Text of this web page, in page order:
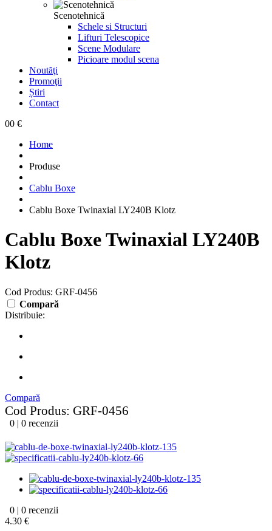
Scenotehnică
Schele si Structuri
Lifturi Telescopice
Scene Modulare
Picioare modul scena
Noutăţi
Promoţii
Știri
Contact
00 €
Home
Produse
Cablu Boxe
Cablu Boxe Twinaxial LY240B Klotz
Cablu Boxe Twinaxial LY240B
Klotz
Cod Produs: GRF-0456
Compară
Distribuie:
Compară
Cod Produs: GRF-0456
0 | 0 recenzii
0 | 0 recenzii
4.30 €